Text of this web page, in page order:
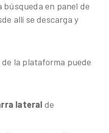
búsqueda en panel de
allí se descarga y
la plataforma puede
lateral de